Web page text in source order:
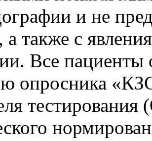
и не
также с
Все пациенты
опросника